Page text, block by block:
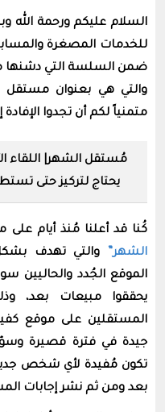
السلام عليكم ورحمة الله
للخدمات المصغرة
ضمن السلسة التي دشنها
والتي هي بعنوان مستقل
متمنياً لكم أن تجدوا الإفادة
مُستقل الشهر| اللقاء
يحتاج لتركيز حتى
كُنا قد أعلنا مُنذ أيام
الشهر”
والتي تهدف
الموقع الجُدد والحاليين
يحققوا مبيعات بعد،
المستقلين على موقع
جيدة في فترة قصيرة
تكون مُفيدة لأي شخص
بعد ومن ثم نشر إجابات